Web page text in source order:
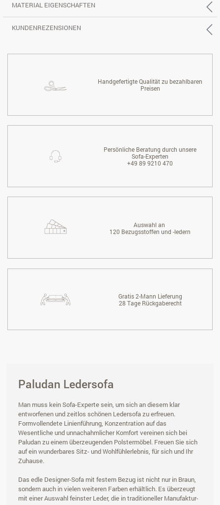
MATERIAL EIGENSCHAFTEN
KUNDENREZENSIONEN
Handgefertigte Qualität zu bezahlbaren
Preisen
Persönliche Beratung durch unsere
Sofa-Experten
+49 89 9210 470
Auswahl an
120 Bezugsstoffen und -ledern
Gratis 2-Mann Lieferung
28 Tage Rückgaberecht
Paludan Ledersofa
Man muss kein Sofa-Experte sein, um sich an diesem klar
entworfenen und zeitlos schönen Ledersofa zu erfreuen.
Formvollendete Linienführung, Konzentration auf das
Wesentliche und unnachahmlicher Komfort vereinen sich bei
Paludan zu einem überzeugenden Polstermöbel. Freuen Sie sich
auf ein wunderbares Sitz- und Wohlfühlerlebnis, für sich und Ihr
Zuhause.
Das edle Designer-Sofa mit festem Bezug ist nicht nur in Braun,
sondern auch in vielen weiteren Farben erhältlich. Es überzeugt
mit einer Auswahl feinster Leder, die in traditioneller Manufaktur-